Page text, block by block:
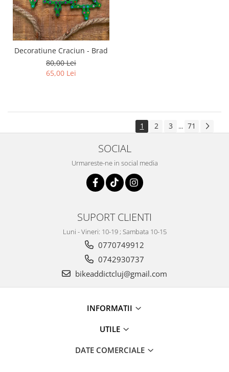
Decoratiune Craciun - Brad
80,00 Lei
65,00 Lei
1 2 3 ... 71
SOCIAL
Urmareste-ne in social media
SUPORT CLIENTI
Luni - Vineri: 10-19 ; Sambata 10-15
0770749912
0742930737
bikeaddictcluj@gmail.com
INFORMATII
UTILE
DATE COMERCIALE